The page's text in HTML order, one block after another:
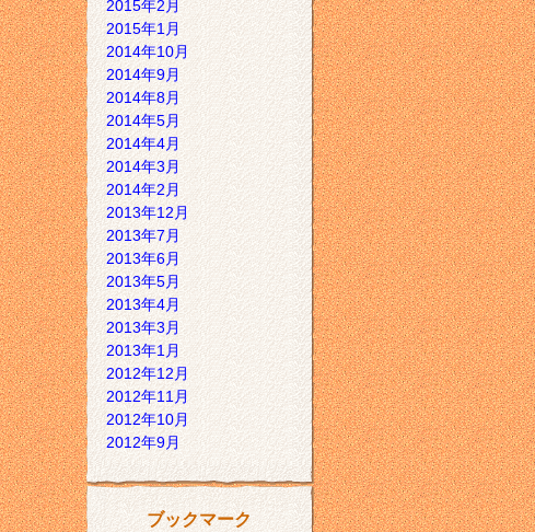
2015年2月
2015年1月
2014年10月
2014年9月
2014年8月
2014年5月
2014年4月
2014年3月
2014年2月
2013年12月
2013年7月
2013年6月
2013年5月
2013年4月
2013年3月
2013年1月
2012年12月
2012年11月
2012年10月
2012年9月
ブックマーク